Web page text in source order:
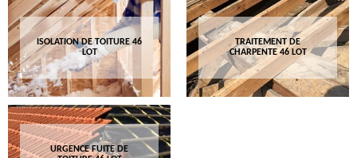
ISOLATION DE TOITURE 46
LOT
TRAITEMENT DE
CHARPENTE 46 LOT
URGENCE FUITE DE